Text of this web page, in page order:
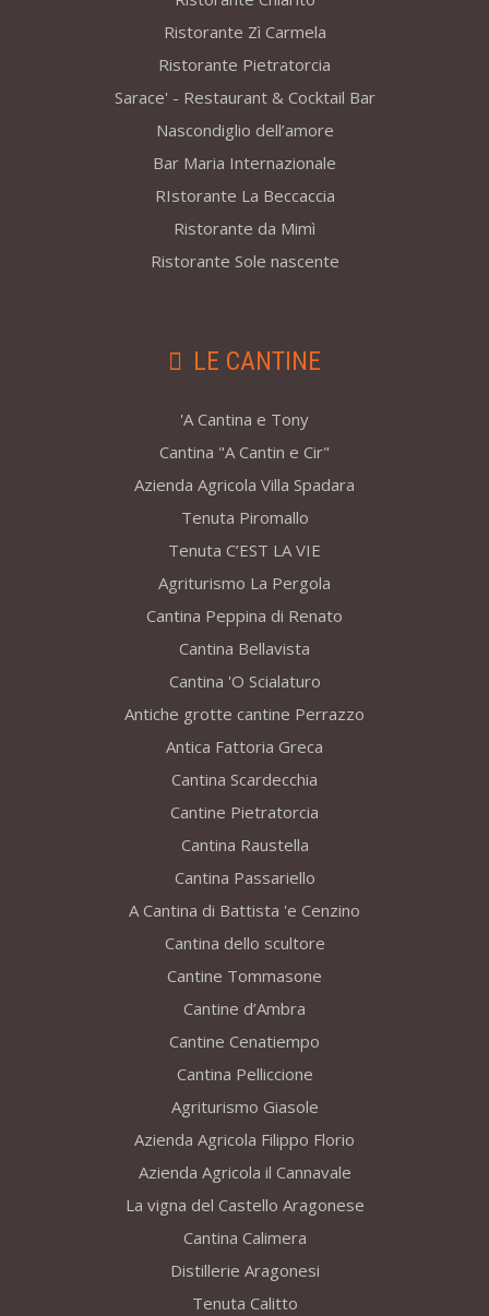
Ristorante Zì Carmela
Ristorante Pietratorcia
Sarace' - Restaurant & Cocktail Bar
Nascondiglio dell’amore
Bar Maria Internazionale
RIstorante La Beccaccia
Ristorante da Mimì
Ristorante Sole nascente
LE CANTINE
'A Cantina e Tony
Cantina "A Cantin e Cir"
Azienda Agricola Villa Spadara
Tenuta Piromallo
Tenuta C’EST LA VIE
Agriturismo La Pergola
Cantina Peppina di Renato
Cantina Bellavista
Cantina 'O Scialaturo
Antiche grotte cantine Perrazzo
Antica Fattoria Greca
Cantina Scardecchia
Cantine Pietratorcia
Cantina Raustella
Cantina Passariello
A Cantina di Battista 'e Cenzino
Cantina dello scultore
Cantine Tommasone
Cantine d’Ambra
Cantine Cenatiempo
Cantina Pelliccione
Agriturismo Giasole
Azienda Agricola Filippo Florio
Azienda Agricola il Cannavale
La vigna del Castello Aragonese
Cantina Calimera
Distillerie Aragonesi
Tenuta Calitto